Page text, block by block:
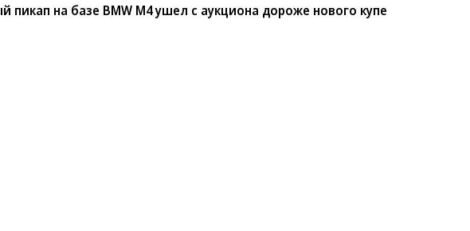
пикап на базе BMW M4 ушел с аукциона дороже нового купе